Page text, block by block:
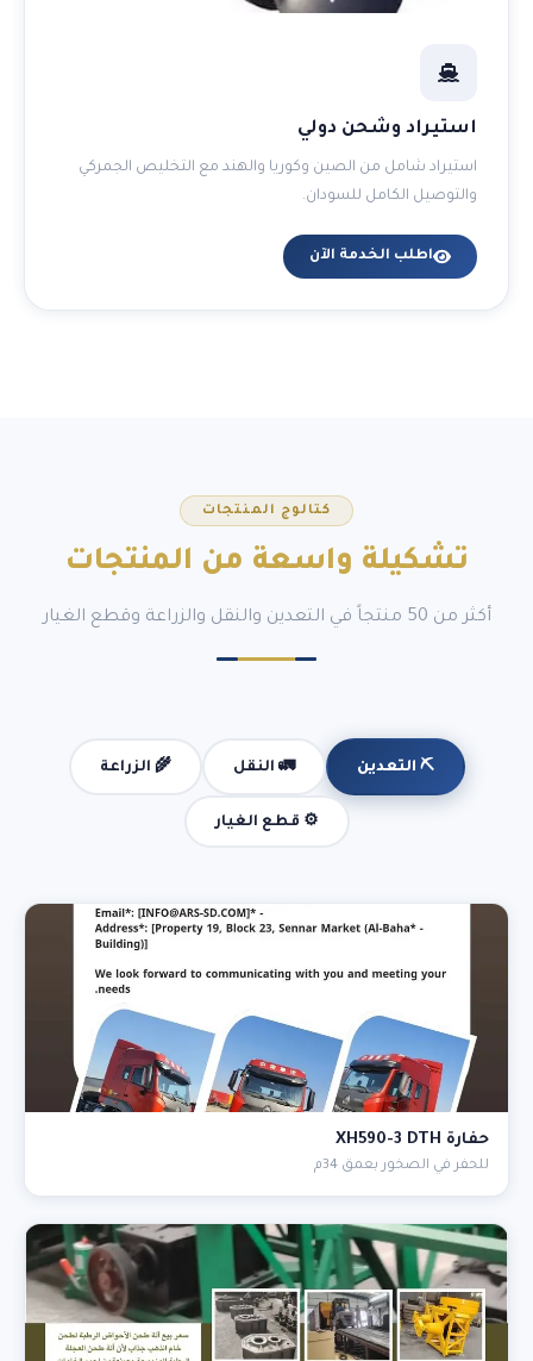
استيراد وشحن دولي
استيراد شامل من الصين وكوريا والهند مع التخليص الجمركي
والتوصيل الكامل للسودان.
اطلب الخدمة الآن
كتالوج المنتجات
تشكيلة واسعة من المنتجات
أكثر من 50 منتجاً في التعدين والنقل والزراعة وقطع الغيار
⛏️ التعدين 🚛 النقل 🌾 الزراعة
⚙️ قطع الغيار
حفارة XH590-3 DTH
للحفر في الصخور بعمق 34م